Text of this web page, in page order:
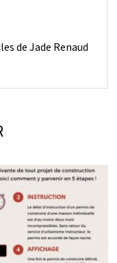
de Jade Renaud